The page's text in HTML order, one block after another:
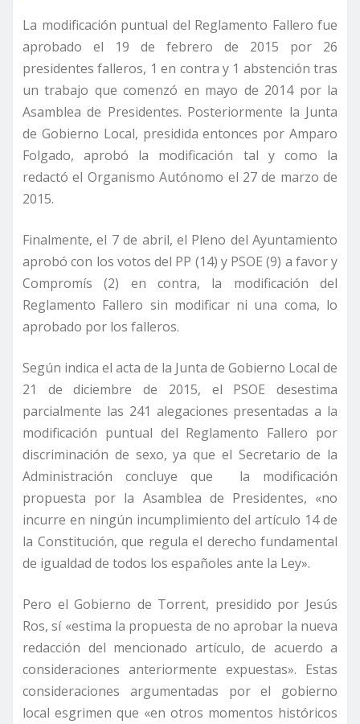
La modificación puntual del Reglamento Fallero fue
aprobado el 19 de febrero de 2015 por 26
presidentes falleros, 1 en contra y 1 abstención tras
un trabajo que comenzó en mayo de 2014 por la
Asamblea de Presidentes. Posteriormente la Junta
de Gobierno Local, presidida entonces por Amparo
Folgado, aprobó la modificación tal y como la
redactó el Organismo Autónomo el 27 de marzo de
2015.
Finalmente, el 7 de abril, el Pleno del Ayuntamiento
aprobó con los votos del PP (14) y PSOE (9) a favor y
Compromís (2) en contra, la modificación del
Reglamento Fallero sin modificar ni una coma, lo
aprobado por los falleros.
Según indica el acta de la Junta de Gobierno Local de
21 de diciembre de 2015, el PSOE desestima
parcialmente las 241 alegaciones presentadas a la
modificación puntual del Reglamento Fallero por
discriminación de sexo, ya que el Secretario de la
Administración concluye que la modificación
propuesta por la Asamblea de Presidentes, «no
incurre en ningún incumplimiento del artículo 14 de
la Constitución, que regula el derecho fundamental
de igualdad de todos los españoles ante la Ley».
Pero el Gobierno de Torrent, presidido por Jesús
Ros, sí «estima la propuesta de no aprobar la nueva
redacción del mencionado artículo, de acuerdo a
consideraciones anteriormente expuestas». Estas
consideraciones argumentadas por el gobierno
local esgrimen que «en otros momentos históricos